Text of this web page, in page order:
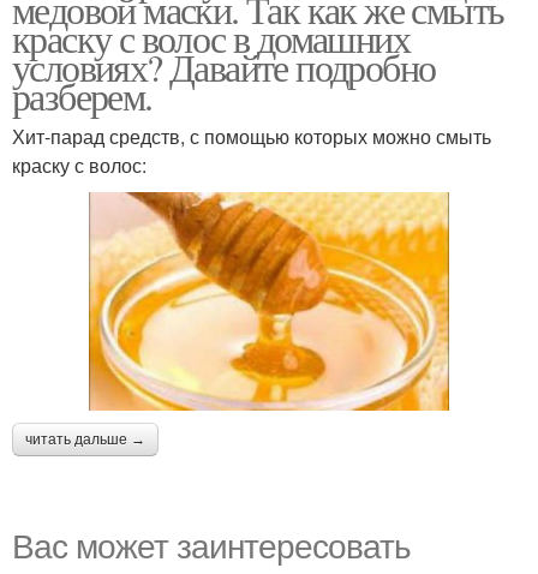
краску с волос в домашних
условиях? Давайте подробно
разберем.
Хит-парад средств, с помощью которых можно смыть
краску с волос:
читать дальше →
Вас может заинтересовать